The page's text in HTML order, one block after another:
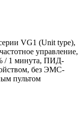
VG1 (Unit type),
управление,
/ 1 минута, ПИД-
без ЭМС-
пультом